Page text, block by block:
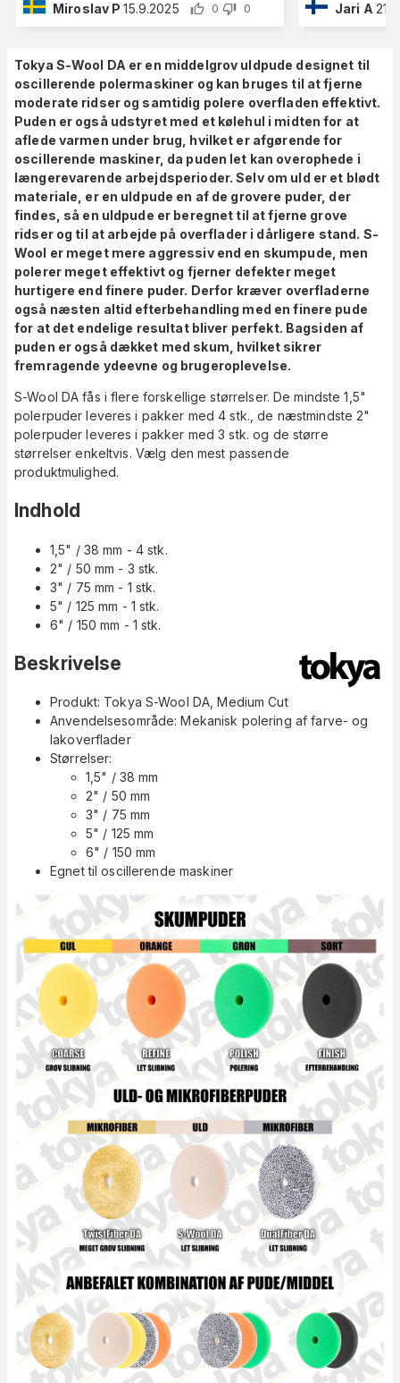
Miroslav P 15.9.2025 0 0 Jari A
Tokya S-Wool DA er en middelgrov uldpude designet til
oscillerende polermaskiner og kan bruges til at fjerne
moderate ridser og samtidig polere overfladen effektivt.
Puden er også udstyret med et kølehul i midten for at
aflede varmen under brug, hvilket er afgørende for
oscillerende maskiner, da puden let kan overophede i
længerevarende arbejdsperioder. Selv om uld er et blødt
materiale, er en uldpude en af de grovere puder, der
findes, så en uldpude er beregnet til at fjerne grove
ridser og til at arbejde på overflader i dårligere stand. S-
Wool er meget mere aggressiv end en skumpude, men
polerer meget effektivt og fjerner defekter meget
hurtigere end finere puder. Derfor kræver overfladerne
også næsten altid efterbehandling med en finere pude
for at det endelige resultat bliver perfekt. Bagsiden af
puden er også dækket med skum, hvilket sikrer
fremragende ydeevne og brugeroplevelse.
S-Wool DA fås i flere forskellige størrelser. De mindste 1,5"
polerpuder leveres i pakker med 4 stk., de næstmindste 2"
polerpuder leveres i pakker med 3 stk. og de større
størrelser enkeltvis. Vælg den mest passende
produktmulighed.
Indhold
1,5" / 38 mm - 4 stk.
2" / 50 mm - 3 stk.
3" / 75 mm - 1 stk.
5" / 125 mm - 1 stk.
6" / 150 mm - 1 stk.
Beskrivelse
Produkt: Tokya S-Wool DA, Medium Cut
Anvendelsesområde: Mekanisk polering af farve- og
lakoverflader
Størrelser:
1,5" / 38 mm
2" / 50 mm
3" / 75 mm
5" / 125 mm
6" / 150 mm
Egnet til oscillerende maskiner